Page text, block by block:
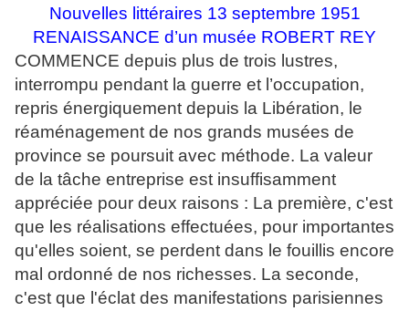
Nouvelles littéraires 13 septembre 1951
RENAISSANCE d’un musée ROBERT REY
COMMENCE depuis plus de trois lustres,
interrompu pendant la guerre et l’occupation,
repris énergiquement depuis la Libération, le
réaménagement de nos grands musées de
province se poursuit avec méthode. La valeur
de la tâche entreprise est insuffisamment
appréciée pour deux raisons : La première, c'est
que les réalisations effectuées, pour importantes
qu'elles soient, se perdent dans le fouillis encore
mal ordonné de nos richesses. La seconde,
c'est que l'éclat des manifestations parisiennes